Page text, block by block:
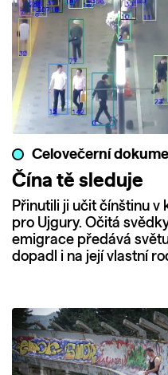
Celovečerní
Čína tě sleduje
Přinutili ji učit čínštinu
pro Ujgury. Očitá
emigrace předává
dopadl i na její vlastní